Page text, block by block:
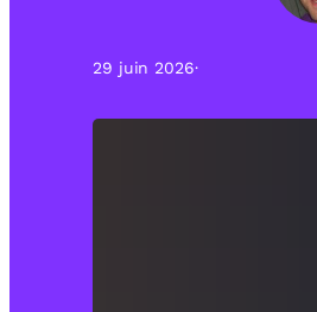
29 juin 2026·